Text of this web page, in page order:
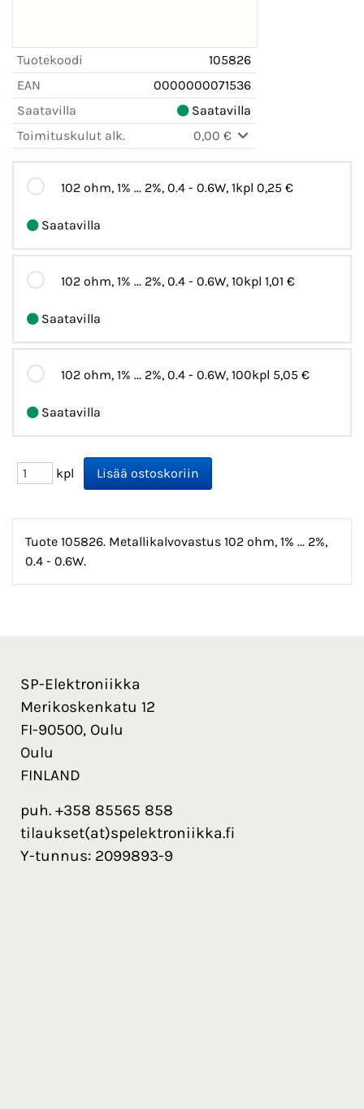
Tuotekoodi
105826
EAN
0000000071536
Saatavilla
Saatavilla
Toimituskulut alk.
0,00 €
102 ohm, 1% ... 2%, 0.4 - 0.6W, 1kpl 0,25 €
Saatavilla
102 ohm, 1% ... 2%, 0.4 - 0.6W, 10kpl 1,01 €
Saatavilla
102 ohm, 1% ... 2%, 0.4 - 0.6W, 100kpl 5,05 €
Saatavilla
kpl
Tuote 105826. Metallikalvovastus 102 ohm, 1% ... 2%,
0.4 - 0.6W.
SP-Elektroniikka
Merikoskenkatu 12
FI-90500, Oulu
Oulu
FINLAND
puh. +358 85565 858
tilaukset(at)spelektroniikka.fi
Y-tunnus: 2099893-9